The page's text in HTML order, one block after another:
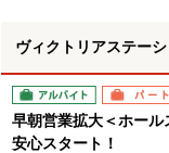
ヴィクトリアステー
アルバイト パート
早朝営業拡大＜ホー
安心スタート！